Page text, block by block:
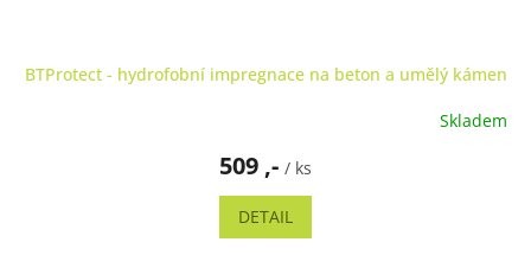
BTProtect - hydrofobní impregnace na beton a umělý kámen
Skladem
509 ,- / ks
DETAIL